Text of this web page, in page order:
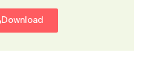
Download